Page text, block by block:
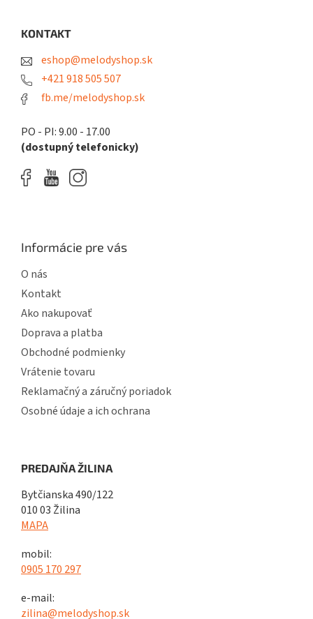
KONTAKT
eshop@melodyshop.sk
+421 918 505 507
fb.me/melodyshop.sk
PO - PI: 9.00 - 17.00
(dostupný telefonicky)
Informácie pre vás
O nás
Kontakt
Ako nakupovať
Doprava a platba
Obchodné podmienky
Vrátenie tovaru
Reklamačný a záručný poriadok
Osobné údaje a ich ochrana
PREDAJŇA ŽILINA
Bytčianska 490/122
010 03 Žilina
MAPA
mobil:
0905 170 297
e-mail:
zilina@melodyshop.sk